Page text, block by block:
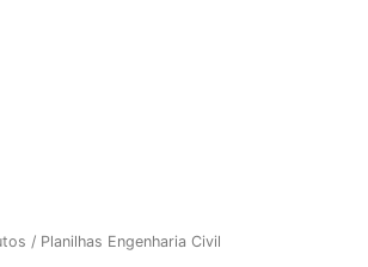
/ Planilhas Engenharia Civil